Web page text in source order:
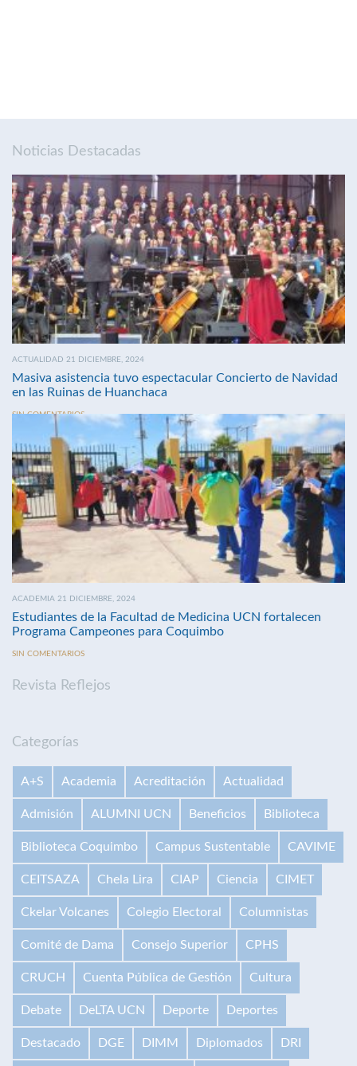
Noticias Destacadas
ACTUALIDAD 21 DICIEMBRE, 2024
Masiva asistencia tuvo espectacular Concierto de Navidad
en las Ruinas de Huanchaca
SIN COMENTARIOS
ACADEMIA 21 DICIEMBRE, 2024
Estudiantes de la Facultad de Medicina UCN fortalecen
Programa Campeones para Coquimbo
SIN COMENTARIOS
Revista Reflejos
Categorías
A+S Academia Acreditación Actualidad
Admisión ALUMNI UCN Beneficios Biblioteca
Biblioteca Coquimbo Campus Sustentable CAVIME
CEITSAZA Chela Lira CIAP Ciencia CIMET
Ckelar Volcanes Colegio Electoral Columnistas
Comité de Dama Consejo Superior CPHS
CRUCH Cuenta Pública de Gestión Cultura
Debate DeLTA UCN Deporte Deportes
Destacado DGE DIMM Diplomados DRI